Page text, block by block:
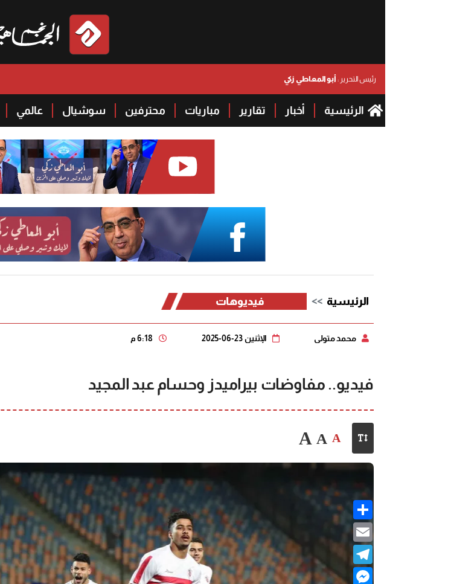
رئيس التحرير :أبو المعاطي زكي
الرئيسية أخبار تقارير مباريات محترفين سوشيال عالمي
الرئيسية فيديوهات
محمد متولي الإثنين 23-06-2025
فيديو.. مفاوضات بيراميدز وحسام عبد المجيد
A
A
A
Share
Email
Telegram
Messenger